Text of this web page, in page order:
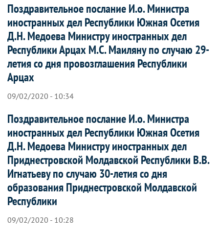
Поздравительное послание И.о. Министра
иностранных дел Республики Южная Осетия
Д.Н. Медоева Министру иностранных дел
Республики Арцах М.С. Маиляну по случаю 29-
летия со дня провозглашения Республики
Арцах
09/02/2020 - 10:34
Поздравительное послание И.о. Министра
иностранных дел Республики Южная Осетия
Д.Н. Медоева Министру иностранных дел
Приднестровской Молдавской Республики В.В.
Игнатьеву по случаю 30-летия со дня
образования Приднестровской Молдавской
Республики
09/02/2020 - 10:28